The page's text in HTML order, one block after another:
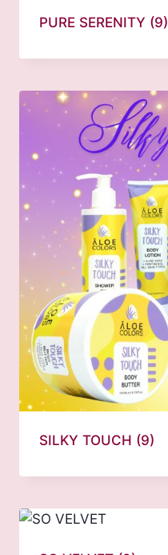
PURE SERENITY (9)
SILKY TOUCH (9)